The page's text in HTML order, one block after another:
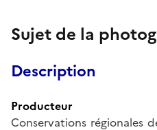
Sujet de la
Description
Producteur
Conservations régionales